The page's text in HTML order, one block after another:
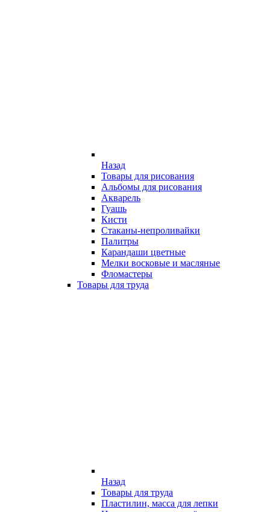
Назад
Товары для рисования
Альбомы для рисования
Акварель
Гуашь
Кисти
Стаканы-непроливайки
Палитры
Карандаши цветные
Мелки восковые и масляные
Фломастеры
Товары для труда
Назад
Товары для труда
Пластилин, масса для лепки